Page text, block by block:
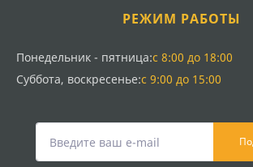
РЕЖИМ РАБОТЫ
Понедельник - пятница:с 8:00 до 18:00
Суббота, воскресенье:с 9:00 до 15:00